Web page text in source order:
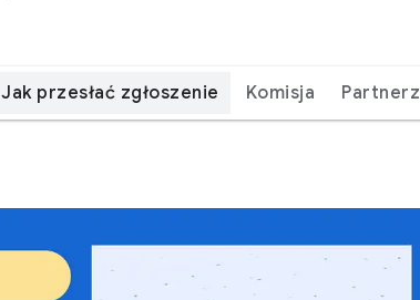
Jak przesłać zgłoszenie Komisja